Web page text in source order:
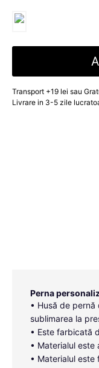
Transport +19 lei sau
Livrare in 3-5 zile
Perna
• Husă de
sublimarea la
• Este farbicată
• Materialul
• Materialul este